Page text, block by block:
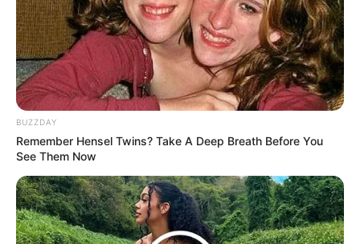
BUZZDAY
Remember Hensel Twins? Take A Deep Breath Before You
See Them Now